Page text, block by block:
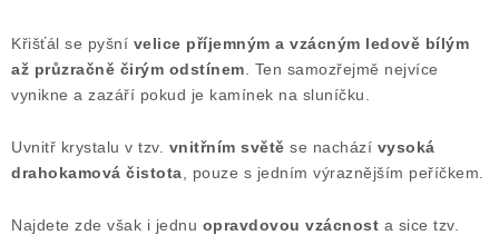
Křišťál se pyšní velice příjemným a vzácným ledově bílým
až průzračně čirým odstínem . Ten samozřejmě nejvíce
vynikne a zazáří pokud je kamínek na sluníčku.
Uvnitř krystalu v tzv. vnitřním světě se nachází vysoká
drahokamová čistota , pouze s jedním výraznějším peříčkem.
Najdete zde však i jednu opravdovou vzácnost a sice tzv.